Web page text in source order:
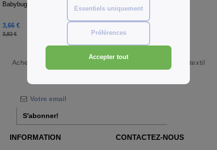
Babybugz BZ012 - Bavoir bébé
3,66 €
3,82 €
Acheter Accessoires Bébé en gros et au détail
chez Ntextil
S'abonner!
INFORMATION CONTACTEZ-NOUS
Essentiels uniquement
Préférences
Accepter tout